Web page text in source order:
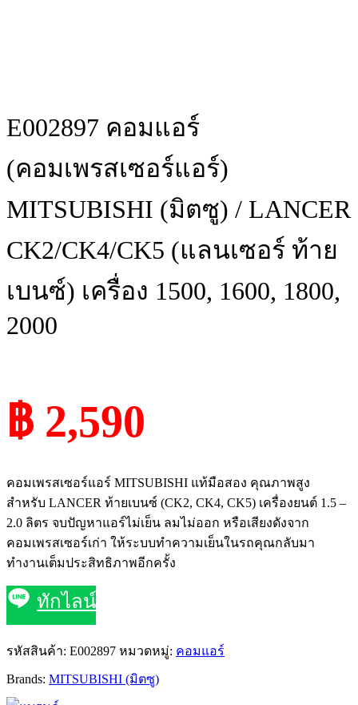
E002897 คอมแอร์
(คอมเพรสเซอร์แอร์)
MITSUBISHI (มิตซู) / LANCER
CK2/CK4/CK5 (แลนเซอร์ ท้าย
เบนซ์) เครื่อง 1500, 1600, 1800,
2000
฿ 2,590
คอมเพรสเซอร์แอร์ MITSUBISHI แท้มือสอง คุณภาพสูง
สำหรับ LANCER ท้ายเบนซ์ (CK2, CK4, CK5) เครื่องยนต์ 1.5 –
2.0 ลิตร จบปัญหาแอร์ไม่เย็น ลมไม่ออก หรือเสียงดังจาก
คอมเพรสเซอร์เก่า ให้ระบบทำความเย็นในรถคุณกลับมา
ทำงานเต็มประสิทธิภาพอีกครั้ง
ทักไลน์
รหัสสินค้า: E002897 หมวดหมู่: คอมแอร์
Brands: MITSUBISHI (มิตซู)